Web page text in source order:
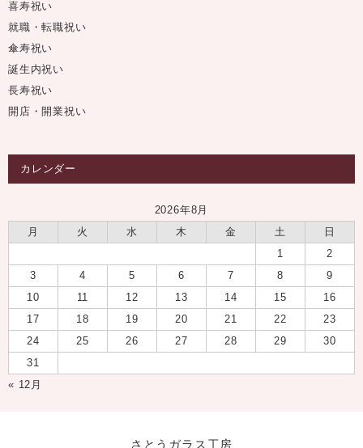
喜寿祝い
就職・転職祝い
傘寿祝い
誕生内祝い
長寿祝い
開店・開業祝い
カレンダー
2026年8月
月
火 水 木 金 土
日
1
2
3
4 5 6 7 8
9
10
11 12 13 14 15
16
17
18 19 20 21 22
23
24
25 26 27 28 29
30
31
« 12月
さとうガラス工房